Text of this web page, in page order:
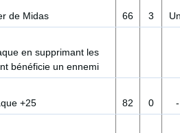
de Midas 66 3
en supprimant les
bénéficie un ennemi
+25 82 0 -